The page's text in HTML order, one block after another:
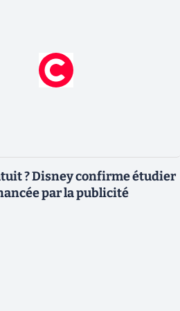
? Disney confirme étudier
par la publicité